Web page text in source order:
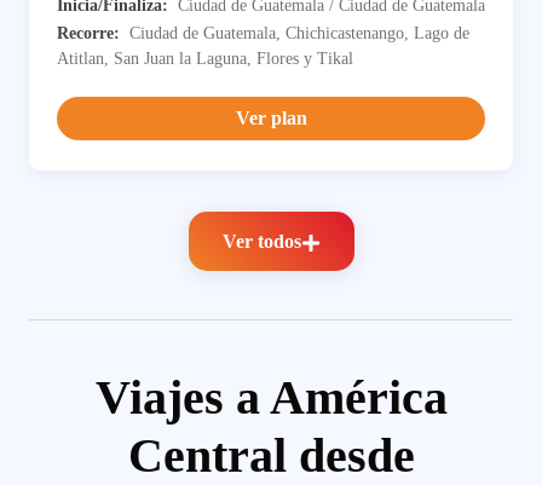
Inicia/Finaliza: Ciudad de Guatemala / Ciudad de Guatemala
Recorre: Ciudad de Guatemala, Chichicastenango, Lago de
Atitlan, San Juan la Laguna, Flores y Tikal
Ver plan
Ver todos
Viajes a América
Central desde